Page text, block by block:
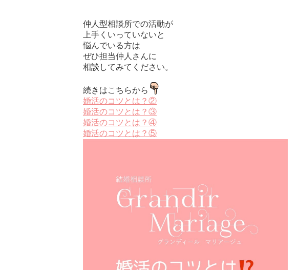
仲人型相談所での活動が
上手くいっていないと
悩んでいる方は
ぜひ担当仲人さんに
相談してみてください。
続きはこちらから
婚活のコツとは？②
婚活のコツとは？③
婚活のコツとは？④
婚活のコツとは？⑤